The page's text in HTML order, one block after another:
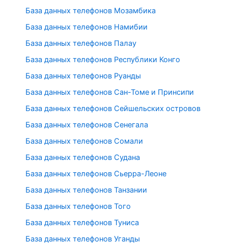
База данных телефонов Мозамбика
База данных телефонов Намибии
База данных телефонов Палау
База данных телефонов Республики Конго
База данных телефонов Руанды
База данных телефонов Сан-Томе и Принсипи
База данных телефонов Сейшельских островов
База данных телефонов Сенегала
База данных телефонов Сомали
База данных телефонов Судана
База данных телефонов Сьерра-Леоне
База данных телефонов Танзании
База данных телефонов Того
База данных телефонов Туниса
База данных телефонов Уганды